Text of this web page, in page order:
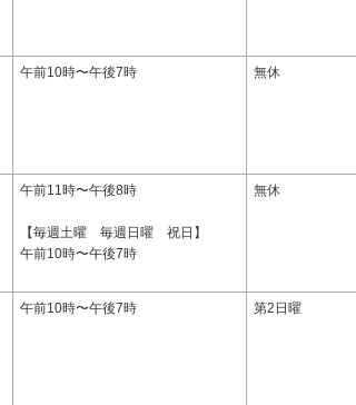
午前10時〜午後7時 無休
午前11時〜午後8時
【毎週土曜 毎週日曜 祝日】
午前10時〜午後7時
無休
午前10時〜午後7時 第2日曜